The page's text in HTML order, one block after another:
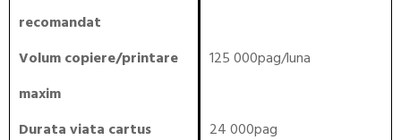
recomandat
Volum copiere/printare
maxim
125 000pag/luna
Durata viata cartus
24 000pag